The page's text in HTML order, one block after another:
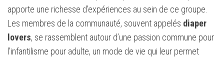
apporte une richesse d’expériences au sein de ce groupe.
Les membres de la communauté, souvent appelés diaper
lovers, se rassemblent autour d’une passion commune pour
l’infantilisme pour adulte, un mode de vie qui leur permet